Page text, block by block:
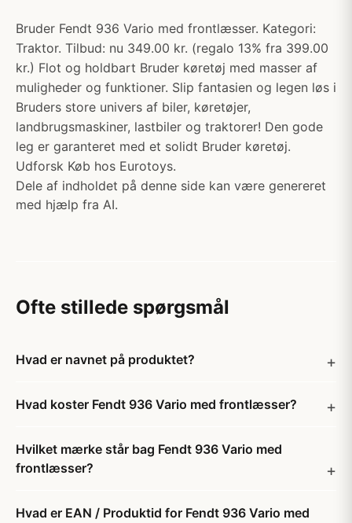
Bruder Fendt 936 Vario med frontlæsser. Kategori:
Traktor. Tilbud: nu 349.00 kr. (regalo 13% fra 399.00
kr.) Flot og holdbart Bruder køretøj med masser af
muligheder og funktioner. Slip fantasien og legen løs i
Bruders store univers af biler, køretøjer,
landbrugsmaskiner, lastbiler og traktorer! Den gode
leg er garanteret med et solidt Bruder køretøj.
Udforsk Køb hos Eurotoys.
Dele af indholdet på denne side kan være genereret
med hjælp fra AI.
Ofte stillede spørgsmål
Hvad er navnet på produktet?
Hvad koster Fendt 936 Vario med frontlæsser?
Hvilket mærke står bag Fendt 936 Vario med
frontlæsser?
Hvad er EAN / Produktid for Fendt 936 Vario med